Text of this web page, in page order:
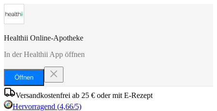
Healthii Online-Apotheke
In der Healthii App öffnen
Öffnen
Versandkostenfrei ab 25 € oder mit E-Rezept
Hervorragend (4,66/5)